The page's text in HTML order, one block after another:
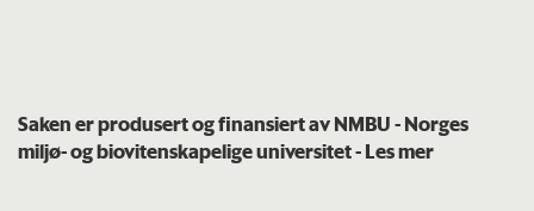
Saken er produsert og finansiert av NMBU - Norges
miljø- og biovitenskapelige universitet- Les mer